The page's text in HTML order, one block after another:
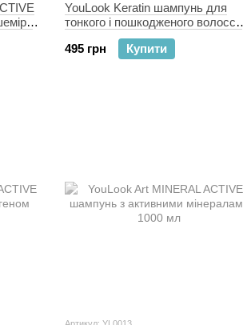
YouLook Keratin шампунь для
тонкого і пошкодженого волосся
495 грн
Купити